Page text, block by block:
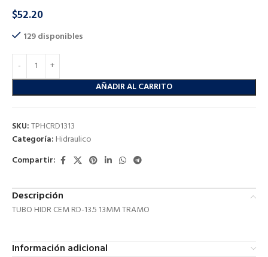
$52.20
129 disponibles
AÑADIR AL CARRITO
SKU:TPHCRD1313
Categoría: Hidraulico
Compartir:
Descripción
TUBO HIDR CEM RD-13.5 13MM TRAMO
Información adicional